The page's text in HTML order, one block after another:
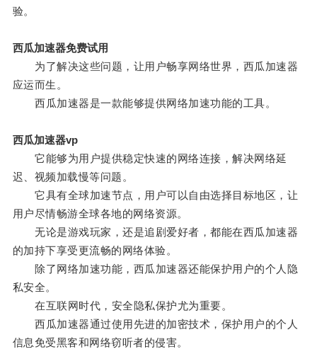
验。
西瓜加速器免费试用
为了解决这些问题，让用户畅享网络世界，西瓜加速器
应运而生。
西瓜加速器是一款能够提供网络加速功能的工具。
西瓜加速器vp
它能够为用户提供稳定快速的网络连接，解决网络延
迟、视频加载慢等问题。
它具有全球加速节点，用户可以自由选择目标地区，让
用户尽情畅游全球各地的网络资源。
无论是游戏玩家，还是追剧爱好者，都能在西瓜加速器
的加持下享受更流畅的网络体验。
除了网络加速功能，西瓜加速器还能保护用户的个人隐
私安全。
在互联网时代，安全隐私保护尤为重要。
西瓜加速器通过使用先进的加密技术，保护用户的个人
信息免受黑客和网络窃听者的侵害。